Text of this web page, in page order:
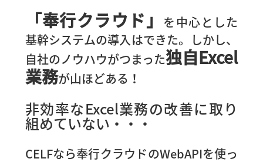
「奉行クラウド」
を中心とした
基幹システムの導入はできた。しかし、
自社のノウハウがつまった独自Excel
業務が山ほどある！
非効率なExcel業務の改善に取り
組めていない・・・
CELFなら奉行クラウドのWebAPIを使っ